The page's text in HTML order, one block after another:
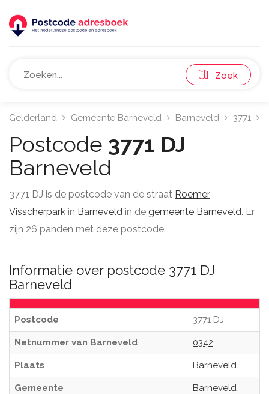
Zoek
Gelderland Gemeente Barneveld Barneveld 3771
Postcode 3771 DJ
Barneveld
3771 DJ is de postcode van de straat Roemer
Visscherpark in Barneveld in de gemeente Barneveld. Er
zijn 26 panden met deze postcode.
Informatie over postcode 3771 DJ
Barneveld
Postcode 3771 DJ
Netnummer van Barneveld 0342
Plaats Barneveld
Gemeente Barneveld